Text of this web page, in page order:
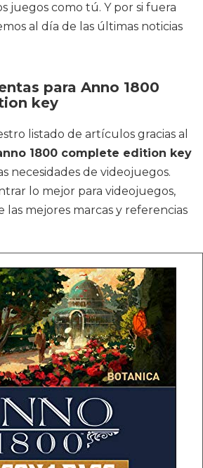
juegos como tú. Y por si fuera
al día de las últimas noticias
para Anno 1800
key
listado de artículos gracias al
1800 complete edition key
necesidades de videojuegos.
lo mejor para videojuegos,
mejores marcas y referencias